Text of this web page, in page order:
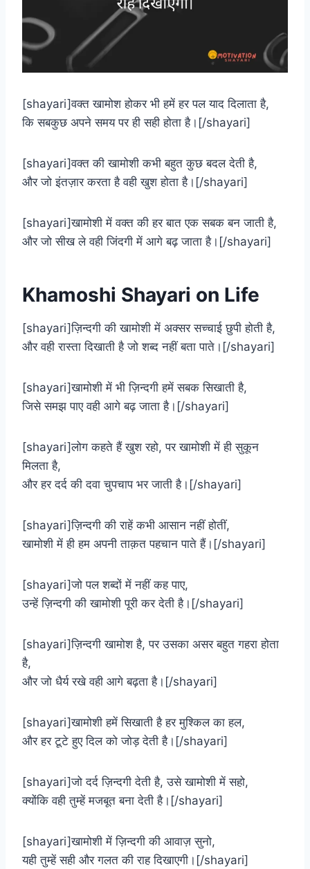
[shayari]वक्त खामोश होकर भी हमें हर पल याद दिलाता है,
कि सबकुछ अपने समय पर ही सही होता है।[/shayari]
[shayari]वक्त की खामोशी कभी बहुत कुछ बदल देती है,
और जो इंतज़ार करता है वही खुश होता है।[/shayari]
[shayari]खामोशी में वक्त की हर बात एक सबक बन जाती है,
और जो सीख ले वही जिंदगी में आगे बढ़ जाता है।[/shayari]
Khamoshi Shayari​ on Life
[shayari]ज़िन्दगी की खामोशी में अक्सर सच्चाई छुपी होती है,
और वही रास्ता दिखाती है जो शब्द नहीं बता पाते।[/shayari]
[shayari]खामोशी में भी ज़िन्दगी हमें सबक सिखाती है,
जिसे समझ पाए वही आगे बढ़ जाता है।[/shayari]
[shayari]लोग कहते हैं खुश रहो, पर खामोशी में ही सुकून
मिलता है,
और हर दर्द की दवा चुपचाप भर जाती है।[/shayari]
[shayari]ज़िन्दगी की राहें कभी आसान नहीं होतीं,
खामोशी में ही हम अपनी ताक़त पहचान पाते हैं।[/shayari]
[shayari]जो पल शब्दों में नहीं कह पाए,
उन्हें ज़िन्दगी की खामोशी पूरी कर देती है।[/shayari]
[shayari]ज़िन्दगी खामोश है, पर उसका असर बहुत गहरा होता
है,
और जो धैर्य रखे वही आगे बढ़ता है।[/shayari]
[shayari]खामोशी हमें सिखाती है हर मुश्किल का हल,
और हर टूटे हुए दिल को जोड़ देती है।[/shayari]
[shayari]जो दर्द ज़िन्दगी देती है, उसे खामोशी में सहो,
क्योंकि वही तुम्हें मजबूत बना देती है।[/shayari]
[shayari]खामोशी में ज़िन्दगी की आवाज़ सुनो,
यही तुम्हें सही और गलत की राह दिखाएगी।[/shayari]